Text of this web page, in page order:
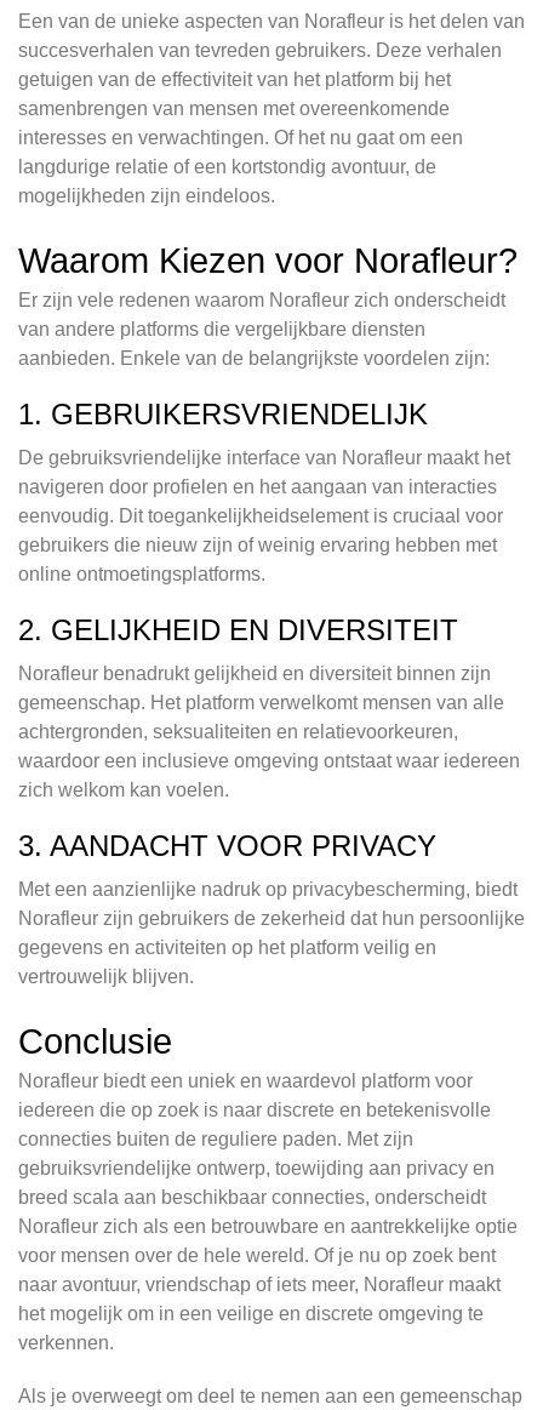
Een van de unieke aspecten van Norafleur is het delen van
succesverhalen van tevreden gebruikers. Deze verhalen
getuigen van de effectiviteit van het platform bij het
samenbrengen van mensen met overeenkomende
interesses en verwachtingen. Of het nu gaat om een
langdurige relatie of een kortstondig avontuur, de
mogelijkheden zijn eindeloos.
Waarom Kiezen voor Norafleur?
Er zijn vele redenen waarom Norafleur zich onderscheidt
van andere platforms die vergelijkbare diensten
aanbieden. Enkele van de belangrijkste voordelen zijn:
1. GEBRUIKERSVRIENDELIJK
De gebruiksvriendelijke interface van Norafleur maakt het
navigeren door profielen en het aangaan van interacties
eenvoudig. Dit toegankelijkheidselement is cruciaal voor
gebruikers die nieuw zijn of weinig ervaring hebben met
online ontmoetingsplatforms.
2. GELIJKHEID EN DIVERSITEIT
Norafleur benadrukt gelijkheid en diversiteit binnen zijn
gemeenschap. Het platform verwelkomt mensen van alle
achtergronden, seksualiteiten en relatievoorkeuren,
waardoor een inclusieve omgeving ontstaat waar iedereen
zich welkom kan voelen.
3. AANDACHT VOOR PRIVACY
Met een aanzienlijke nadruk op privacybescherming, biedt
Norafleur zijn gebruikers de zekerheid dat hun persoonlijke
gegevens en activiteiten op het platform veilig en
vertrouwelijk blijven.
Conclusie
Norafleur biedt een uniek en waardevol platform voor
iedereen die op zoek is naar discrete en betekenisvolle
connecties buiten de reguliere paden. Met zijn
gebruiksvriendelijke ontwerp, toewijding aan privacy en
breed scala aan beschikbaar connecties, onderscheidt
Norafleur zich als een betrouwbare en aantrekkelijke optie
voor mensen over de hele wereld. Of je nu op zoek bent
naar avontuur, vriendschap of iets meer, Norafleur maakt
het mogelijk om in een veilige en discrete omgeving te
verkennen.
Als je overweegt om deel te nemen aan een gemeenschap